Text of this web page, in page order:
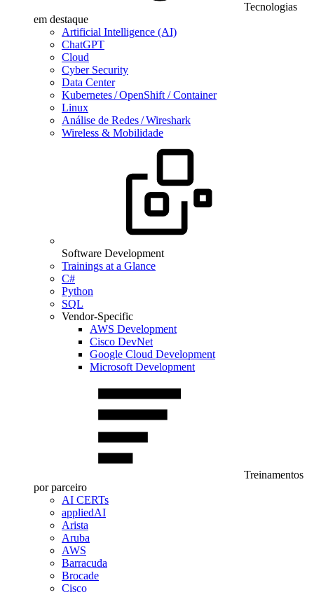
Tecnologias
em destaque
Artificial Intelligence (AI)
ChatGPT
Cloud
Cyber Security
Data Center
Kubernetes / OpenShift / Container
Linux
Análise de Redes / Wireshark
Wireless & Mobilidade
Software Development
Trainings at a Glance
C#
Python
SQL
Vendor-Specific
AWS Development
Cisco DevNet
Google Cloud Development
Microsoft Development
Treinamentos
por parceiro
AI CERTs
appliedAI
Arista
Aruba
AWS
Barracuda
Brocade
Cisco